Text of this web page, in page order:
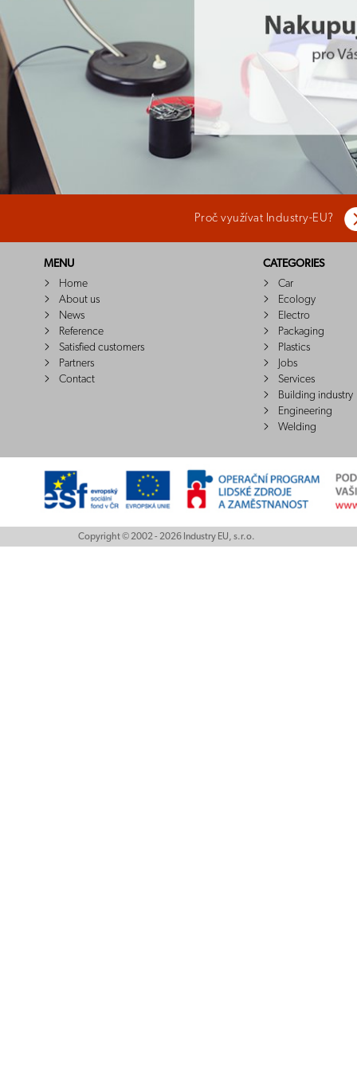
Proč využívat Industry-EU?
MENU
Home
About us
News
Reference
Satisfied customers
Partners
Contact
CATEGORIES
Car
Ecology
Electro
Packaging
Plastics
Jobs
Services
Building industry
Engineering
Welding
Copyright © 2002 - 2026 Industry EU, s.r.o.